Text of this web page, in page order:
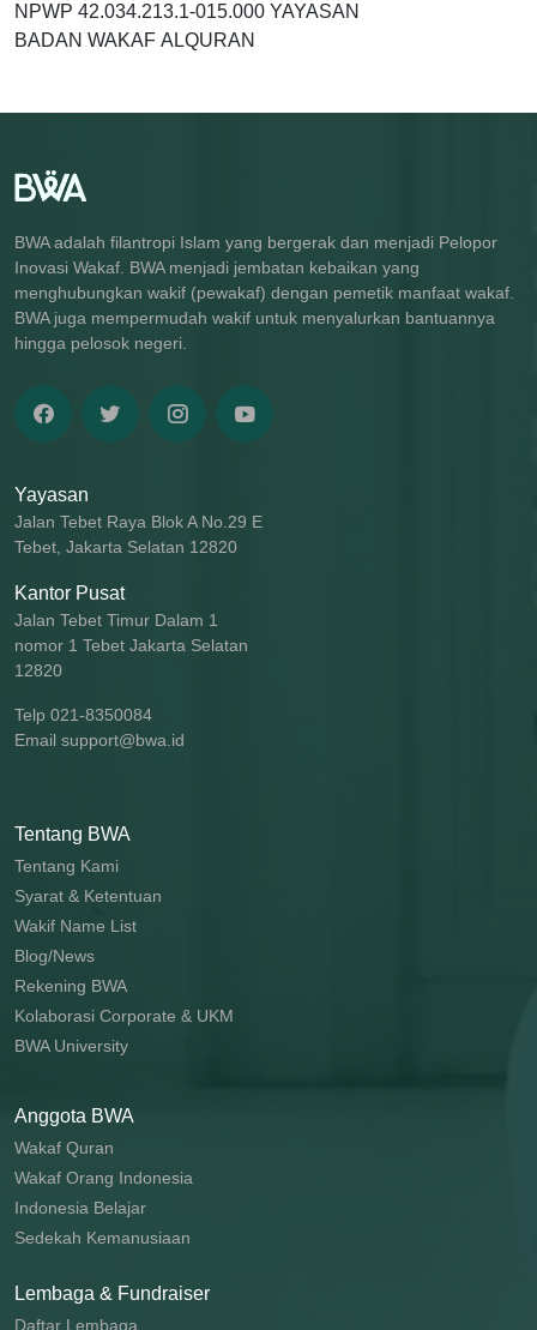
NPWP 42.034.213.1-015.000 YAYASAN
BADAN WAKAF ALQURAN
BWA adalah filantropi Islam yang bergerak dan menjadi Pelopor
Inovasi Wakaf. BWA menjadi jembatan kebaikan yang
menghubungkan wakif (pewakaf) dengan pemetik manfaat wakaf.
BWA juga mempermudah wakif untuk menyalurkan bantuannya
hingga pelosok negeri.
Yayasan
Jalan Tebet Raya Blok A No.29 E
Tebet, Jakarta Selatan 12820
Kantor Pusat
Jalan Tebet Timur Dalam 1
nomor 1 Tebet Jakarta Selatan
12820
Telp 021-8350084
Email support@bwa.id
Tentang BWA
Tentang Kami
Syarat & Ketentuan
Wakif Name List
Blog/News
Rekening BWA
Kolaborasi Corporate & UKM
BWA University
Anggota BWA
Wakaf Quran
Wakaf Orang Indonesia
Indonesia Belajar
Sedekah Kemanusiaan
Lembaga & Fundraiser
Daftar Lembaga